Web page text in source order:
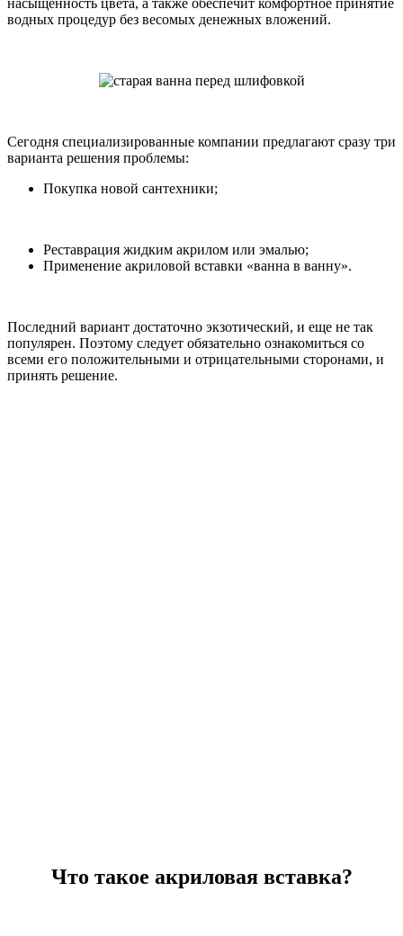
водных процедур без весомых денежных вложений.
Сегодня специализированные компании предлагают сразу три
варианта решения проблемы:
Покупка новой сантехники;
Реставрация жидким акрилом или эмалью;
Применение акриловой вставки «ванна в ванну».
Последний вариант достаточно экзотический, и еще не так
популярен. Поэтому следует обязательно ознакомиться со
всеми его положительными и отрицательными сторонами, и
принять решение.
Что такое акриловая вставка?